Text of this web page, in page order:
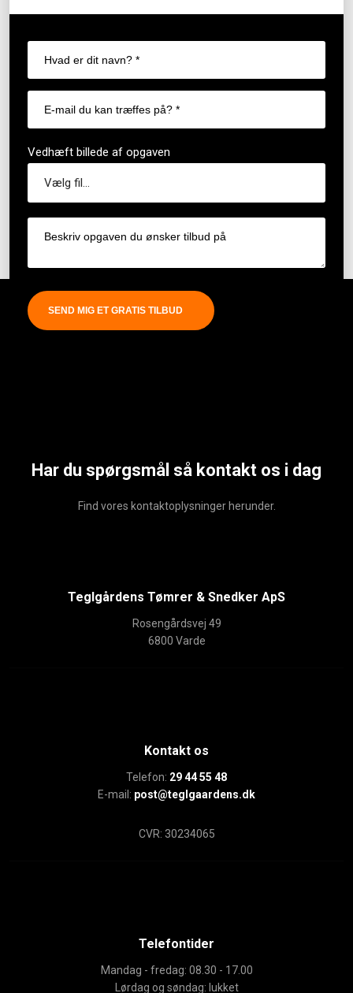
Vedhæft billede af opgaven
Har du spørgsmål så kontakt os i dag
Find vores kontaktoplysninger herunder.
Teglgårdens Tømrer & Snedker ApS
Rosengårdsvej 49
6800 Varde
Kontakt os
Telefon: 29 44 55 48
E-mail: post@teglgaardens.dk
CVR: 30234065
Telefontider
Mandag - fredag: 08.30 - 17.00
Lørdag og søndag: lukket